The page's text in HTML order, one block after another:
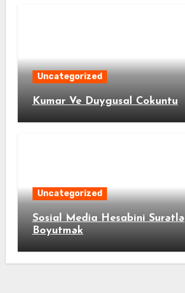
Uncategorized
Kumar Ve Duygusal Cokuntu
Uncategorized
Sosial Media Hesabini Surətlə
Boyutmək